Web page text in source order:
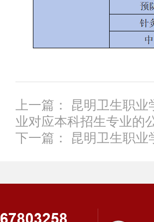
上一篇： 昆明卫生职
业对应本科招生专业的
下一篇： 昆明卫生职业